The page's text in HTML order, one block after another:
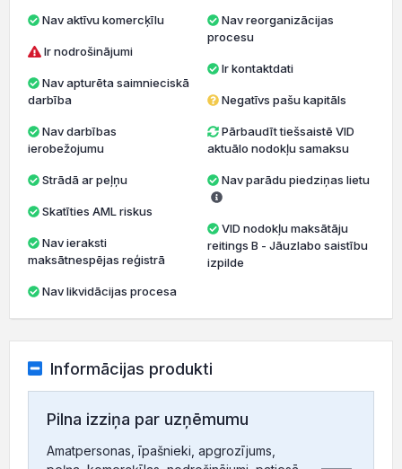
Nav aktīvu komercķīlu
Ir nodrošinājumi
darbība
ierobežojumu
Strādā ar peļņu
Skatīties AML riskus
maksātnespējas reģistrā
Nav likvidācijas procesa
Nav reorganizācijas
procesu
Ir kontaktdati
Negatīvs pašu kapitāls
Pārbaudīt tiešsaistē VID
aktuālo nodokļu samaksu
Nav parādu piedziņas lietu
VID nodokļu maksātāju
reitings B - Jāuzlabo saistību
izpilde
Informācijas produkti
Pilna izziņa par uzņēmumu
Amatpersonas, īpašnieki, apgrozījums,